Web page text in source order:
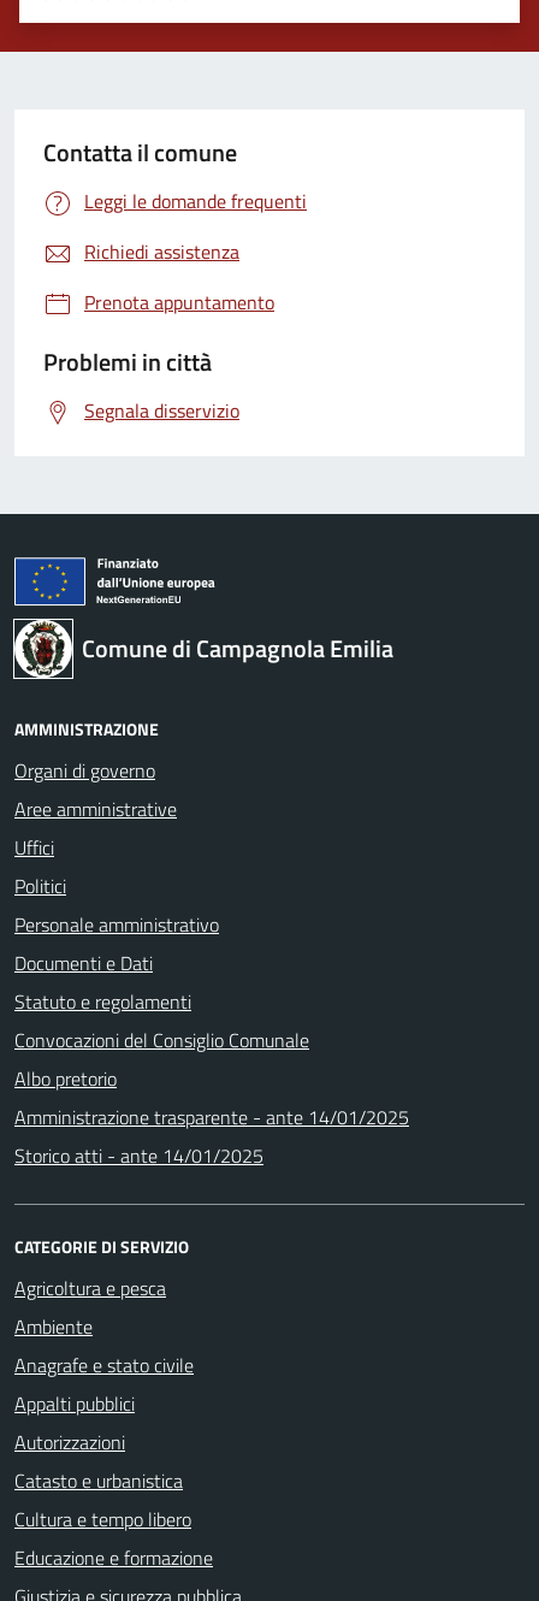
Valuta 5 stelle su 5
Valuta 4 stelle su 5
Valuta 3 stelle su 5
Valuta 2 stelle su 5
Valuta 1 stelle su 5
Contatta il comune
Leggi le domande frequenti
Richiedi assistenza
Prenota appuntamento
Problemi in città
Segnala disservizio
Comune di Campagnola Emilia
AMMINISTRAZIONE
Organi di governo
Aree amministrative
Uffici
Politici
Personale amministrativo
Documenti e Dati
Statuto e regolamenti
Convocazioni del Consiglio Comunale
Albo pretorio
Amministrazione trasparente - ante 14/01/2025
Storico atti - ante 14/01/2025
CATEGORIE DI SERVIZIO
Agricoltura e pesca
Ambiente
Anagrafe e stato civile
Appalti pubblici
Autorizzazioni
Catasto e urbanistica
Cultura e tempo libero
Educazione e formazione